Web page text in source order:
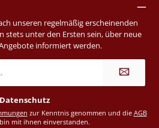
unseren regelmäßig erscheinenden
stets unter den Ersten sein, über neue
informiert werden.
Datenschutz
zur Kenntnis genommen und die AGB
mit ihnen einverstanden.